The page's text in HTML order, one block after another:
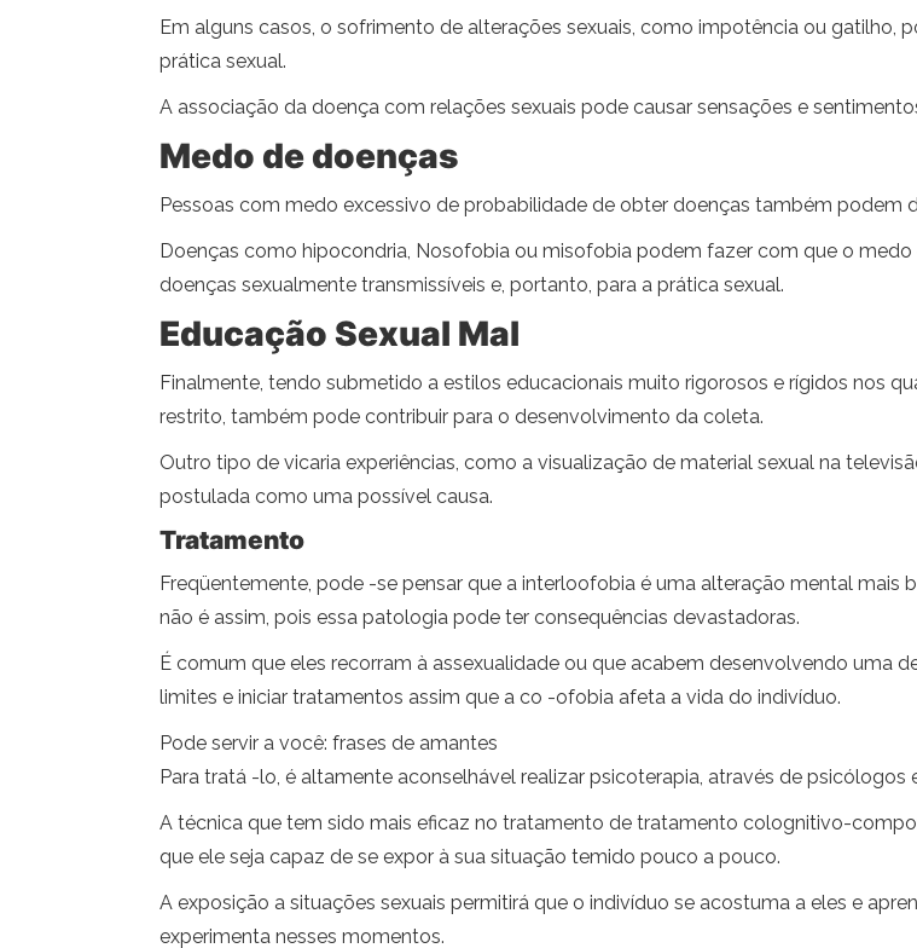
Em alguns casos, o sofrimento de alterações sexuais, como impotência ou
prática sexual.
A associação da doença com relações sexuais pode causar sensações e
Medo de doenças
Pessoas com medo excessivo de probabilidade de obter doenças também podem
Doenças como hipocondria, Nosofobia ou misofobia podem fazer com que o
doenças sexualmente transmissíveis e, portanto, para a prática sexual.
Educação Sexual Mal
Finalmente, tendo submetido a estilos educacionais muito rigorosos e rígidos nos
restrito, também pode contribuir para o desenvolvimento da coleta.
Outro tipo de vicaria experiências, como a visualização de material sexual na
postulada como uma possível causa.
Tratamento
Freqüentemente, pode -se pensar que a interloofobia é uma alteração mental mais
não é assim, pois essa patologia pode ter consequências devastadoras.
É comum que eles recorram à assexualidade ou que acabem desenvolvendo uma
limites e iniciar tratamentos assim que a co -ofobia afeta a vida do indivíduo.
Pode servir a você: frases de amantes
Para tratá -lo, é altamente aconselhável realizar psicoterapia, através de
A técnica que tem sido mais eficaz no tratamento de tratamento colognitivo-
que ele seja capaz de se expor à sua situação temido pouco a pouco.
A exposição a situações sexuais permitirá que o indivíduo se acostuma a eles e
experimenta nesses momentos.